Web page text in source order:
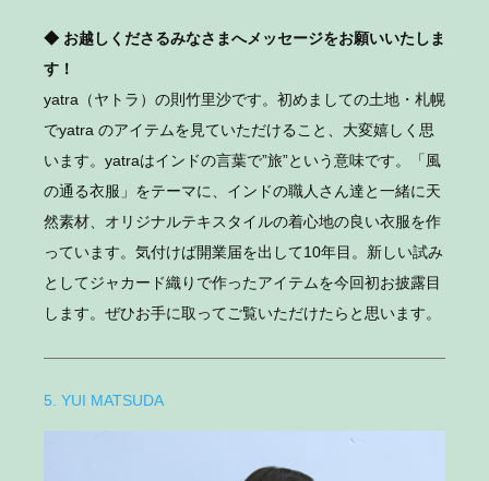
◆ お越しくださるみなさまへメッセージをお願いいたしま
す！
yatra（ヤトラ）の則竹里沙です。初めましての土地・札幌
でyatra のアイテムを見ていただけること、大変嬉しく思
います。yatraはインドの言葉で”旅”という意味です。「風
の通る衣服」をテーマに、インドの職人さん達と一緒に天
然素材、オリジナルテキスタイルの着心地の良い衣服を作
っています。気付けば開業届を出して10年目。新しい試み
としてジャカード織りで作ったアイテムを今回初お披露目
します。ぜひお手に取ってご覧いただけたらと思います。
5. YUI MATSUDA